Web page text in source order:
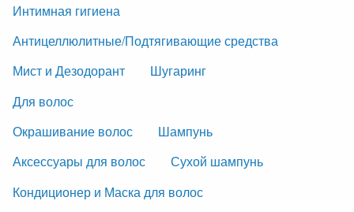
Интимная гигиена
Антицеллюлитные/Подтягивающие средства
Мист и Дезодорант
Шугаринг
Для волос
Окрашивание волос
Шампунь
Аксессуары для волос
Сухой шампунь
Кондиционер и Маска для волос